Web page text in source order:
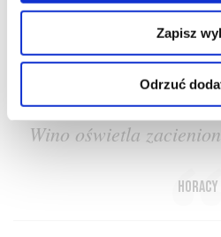
Zapisz
Odrzuć
O NAS OFERTA ONLINE
PRZEWODNIK
Wino oświetla
Horacy